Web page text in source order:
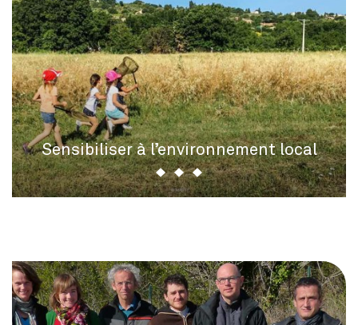
Sensibiliser à l’environnement local